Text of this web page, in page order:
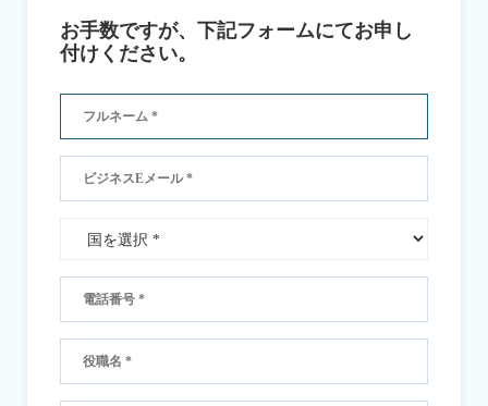
お手数ですが、下記フォームにてお申し
付けください。